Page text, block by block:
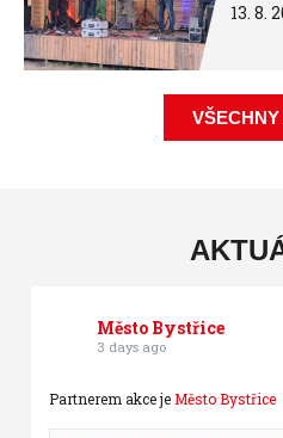
13. 8.
Město Bystřice
3 days ago
Partnerem akce jeMěsto Bystřice